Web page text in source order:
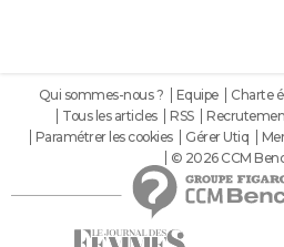
Qui sommes-nous ? Equipe Charte
Tous les articles
RSS
Paramétrer les cookies
Gérer Utiq
© 2026 CCM